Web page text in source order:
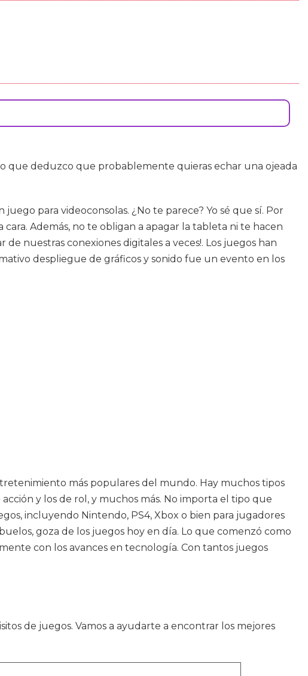
que deduzco que probablemente quieras echar una ojeada
para videoconsolas. ¿No te parece? Yo sé que sí. Por
Además, no te obligan a apagar la tableta ni te hacen
nuestras conexiones digitales a veces!. Los juegos han
despliegue de gráficos y sonido fue un evento en los
más populares del mundo. Hay muchos tipos
y los de rol, y muchos más. No importa el tipo que
incluyendo Nintendo, PS4, Xbox o bien para jugadores
goza de los juegos hoy en día. Lo que comenzó como
con los avances en tecnología. Con tantos juegos
de juegos. Vamos a ayudarte a encontrar los mejores